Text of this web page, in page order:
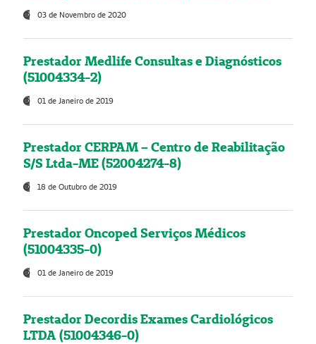
03 de Novembro de 2020
Prestador Medlife Consultas e Diagnósticos
(51004334-2)
01 de Janeiro de 2019
Prestador CERPAM – Centro de Reabilitação
S/S Ltda-ME (52004274-8)
18 de Outubro de 2019
Prestador Oncoped Serviços Médicos
(51004335-0)
01 de Janeiro de 2019
Prestador Decordis Exames Cardiológicos
LTDA (51004346-0)